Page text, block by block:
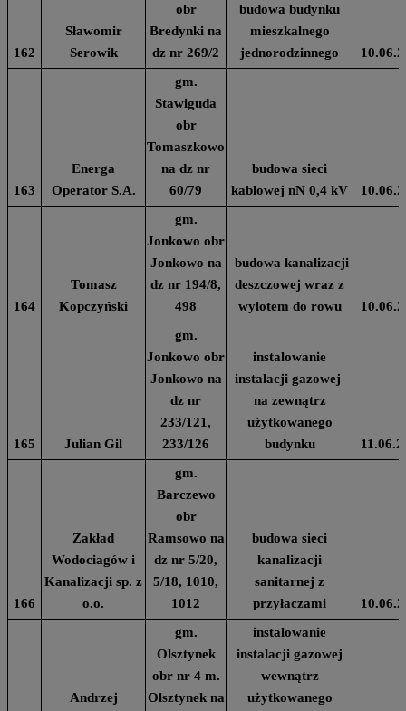
162
Sławomir
Serowik
obr
Bredynki na
dz nr 269/2
budowa budynku
mieszkalnego
jednorodzinnego
163
Energa
Operator S.A.
gm.
Stawiguda
obr
Tomaszkowo
na dz nr
60/79
budowa sieci
kablowej nN 0,4 kV
164
Tomasz
Kopczyński
gm.
Jonkowo obr
Jonkowo na
dz nr 194/8,
498
budowa kanalizacji
deszczowej wraz z
wylotem do rowu
165 Julian Gil
gm.
Jonkowo obr
Jonkowo na
dz nr
233/121,
233/126
instalowanie
instalacji gazowej
na zewnątrz
użytkowanego
budynku
166
Zakład
Wodociagów i
Kanalizacji sp. z
o.o.
gm.
Barczewo
obr
Ramsowo na
dz nr 5/20,
5/18, 1010,
1012
budowa sieci
kanalizacji
sanitarnej z
przyłaczami
Andrzej
gm.
Olsztynek
obr nr 4 m.
Olsztynek na
instalowanie
instalacji gazowej
wewnątrz
użytkowanego